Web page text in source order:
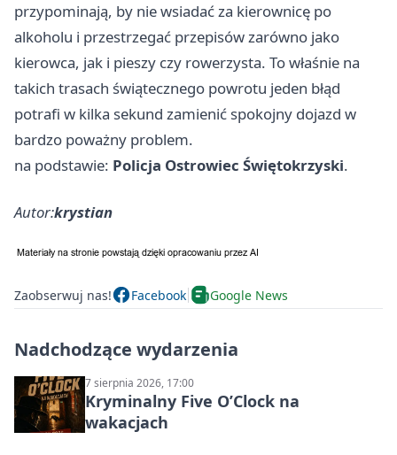
przypominają, by nie wsiadać za kierownicę po
alkoholu i przestrzegać przepisów zarówno jako
kierowca, jak i pieszy czy rowerzysta. To właśnie na
takich trasach świątecznego powrotu jeden błąd
potrafi w kilka sekund zamienić spokojny dojazd w
bardzo poważny problem.
na podstawie: Policja Ostrowiec Świętokrzyski.
Autor:krystian
Zaobserwuj nas! Facebook Google News
Nadchodzące wydarzenia
7 sierpnia 2026, 17:00
Kryminalny Five O’Clock na
wakacjach